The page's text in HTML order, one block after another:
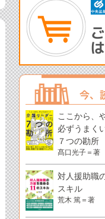
ここから、
必ずうまく
７つの勘所
髙口光子＝著
対人援助職
スキル
荒木 篤＝著